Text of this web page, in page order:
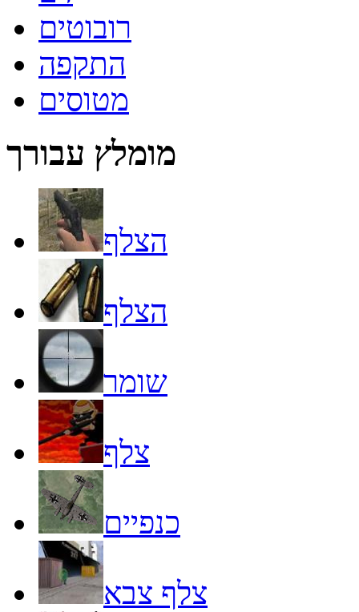
רובוטים
התקפה
מטוסים
מומלץ עבורך
הצלף
הצלף
שומר
צלף
כנפיים
צלף צבא